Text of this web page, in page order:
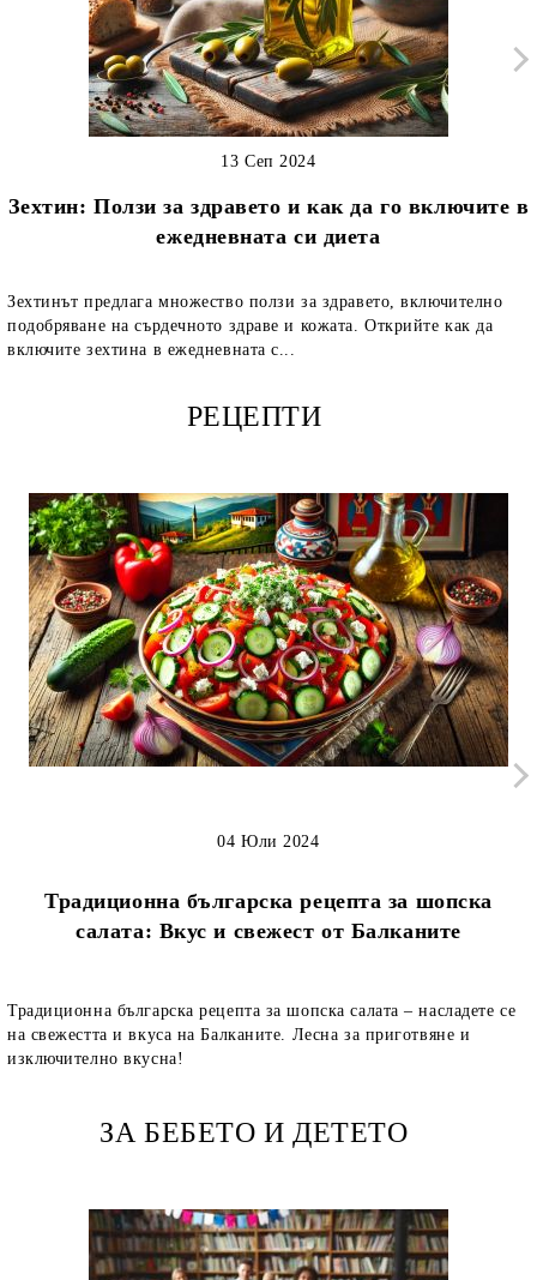
Зехтин: Ползи за здравето и как да го включите в
ежедневната си диета
13 Сеп 2024
Зехтинът предлага множество ползи за здравето, включително
подобряване на сърдечното здраве и кожата. Открийте как да
включите зехтина в ежедневната с...
РЕЦЕПТИ
Традиционна българска рецепта за шопска
салата: Вкус и свежест от Балканите
04 Юли 2024
Традиционна българска рецепта за шопска салата – насладете се
на свежестта и вкуса на Балканите. Лесна за приготвяне и
изключително вкусна!
ЗА БЕБЕТО И ДЕТЕТО